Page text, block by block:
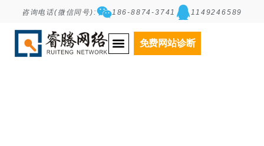
咨询电话(微信同号): 186-8874-3741 1149246589
免费网站诊断
Tag: 网站运营